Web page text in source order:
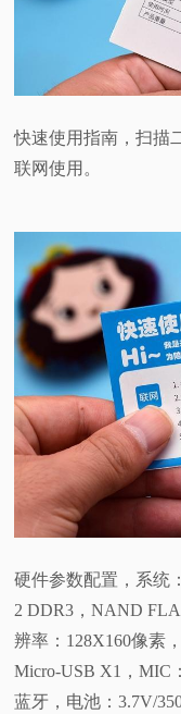
快速使用指南，扫描
联网使用。
硬件参数配置，系统
2 DDR3，NAND
辨率：128X160像素
Micro-USB X1，MIC
蓝牙，电池：3.7V/